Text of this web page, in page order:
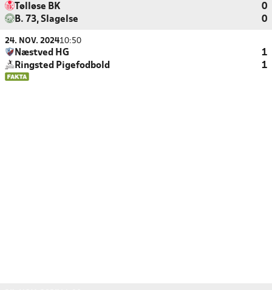
Tølløse BK
0
B. 73, Slagelse
0
24. NOV. 202410:50
Næstved HG
1
Ringsted Pigefodbold
1